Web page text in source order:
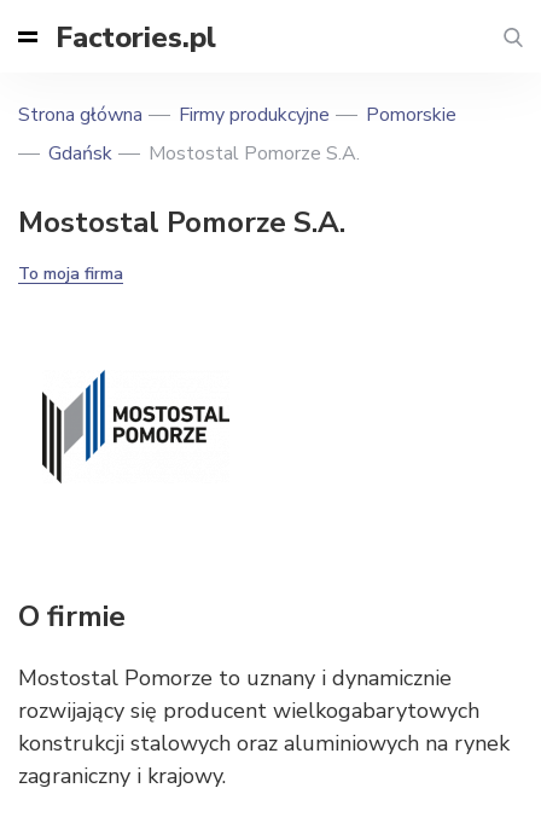
Factories.pl
Strona główna Firmy produkcyjne
Pomorskie
Gdańsk
Mostostal Pomorze S.A.
Mostostal Pomorze S.A.
To moja firma
O firmie
Mostostal Pomorze to uznany i dynamicznie
rozwijający się producent wielkogabarytowych
konstrukcji stalowych oraz aluminiowych na rynek
zagraniczny i krajowy.